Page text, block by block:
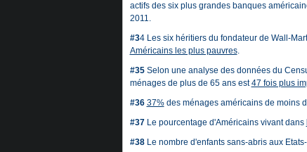
actifs des six plus grandes banques
2011.
#34 Les six héritiers du fondateur de Wall-
Américains les plus pauvres.
#35Selon une analyse des données du
ménages de plus de 65 ans est47 fois plus
#36 37%des ménages américains de moins
#37Le pourcentage d'Américains vivant dans
#38Le nombre d'enfants sans-abris aux